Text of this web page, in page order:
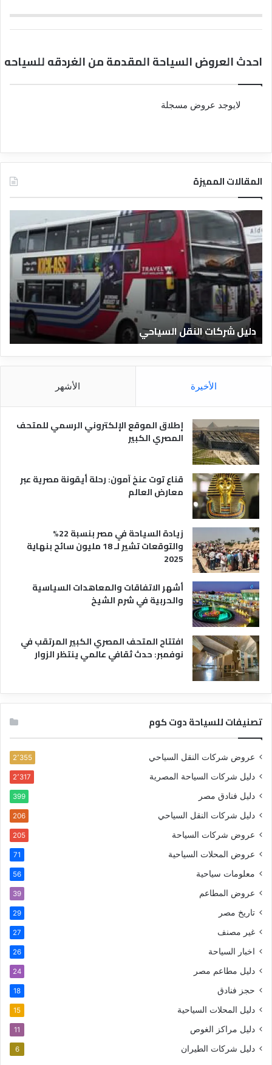
احدث العروض السياحة المقدمة من الغردقه للسياحه
لايوجد عروض مسجلة
المقالات المميزة
ل
ي
ش
ر
ك
ا
ت
ل
ن
ق
ل
س
ح
ي
دليل شركات النقل السياحي
ا
ر
الأخيرة الأشهر
إطلاق الموقع الإلكتروني الرسمي للمتحف
المصري الكبير
قناع توت عنخ آمون: رحلة أيقونة مصرية عبر
معارض العالم
زيادة السياحة في مصر بنسبة 22%
والتوقعات تشير لـ 18 مليون سائح بنهاية
2025
أشهر الاتفاقات والمعاهدات السياسية
والحربية في شرم الشيخ
افتتاح المتحف المصري الكبير المرتقب في
نوفمبر: حدث ثقافي عالمي ينتظر الزوار
تصنيفات للسياحة دوت كوم
عروض شركات النقل السياحي 2٬355
دليل شركات السياحة المصرية 2٬317
دليل فنادق مصر 399
دليل شركات النقل السياحي 206
عروض شركات السياحة 205
عروض المحلات السياحية 71
معلومات سياحية 56
عروض المطاعم 39
تاريخ مصر 29
غير مصنف 27
اخبار السياحة 26
دليل مطاعم مصر 24
حجز فنادق 18
دليل المحلات السياحية 15
دليل مراكز الغوص 11
دليل شركات الطيران 6